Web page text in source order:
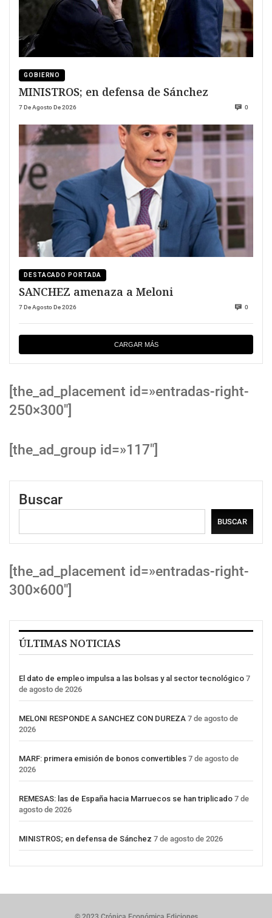
GOBIERNO
MINISTROS; en defensa de Sánchez
7 De Agosto De 2026 0
DESTACADO PORTADA
SANCHEZ amenaza a Meloni
7 De Agosto De 2026 0
CARGAR MÁS
[the_ad_placement id=»entradas-right-
250×300″]
[the_ad_group id=»117″]
Buscar
BUSCAR
[the_ad_placement id=»entradas-right-
300×600″]
ÚLTIMAS NOTICIAS
El dato de empleo impulsa a las bolsas y al sector tecnológico 7
de agosto de 2026
MELONI RESPONDE A SANCHEZ CON DUREZA 7 de agosto de
2026
MARF: primera emisión de bonos convertibles 7 de agosto de
2026
REMESAS: las de España hacia Marruecos se han triplicado 7 de
agosto de 2026
MINISTROS; en defensa de Sánchez 7 de agosto de 2026